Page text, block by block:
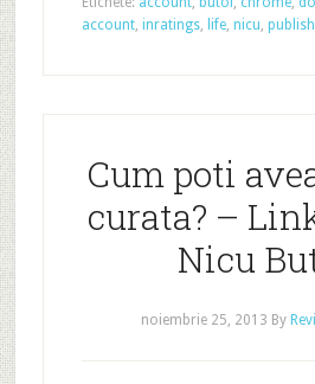
account, inratings, life, nicu,
Cum poti
curata? –
Nicu
noiembrie 25, 2013 By